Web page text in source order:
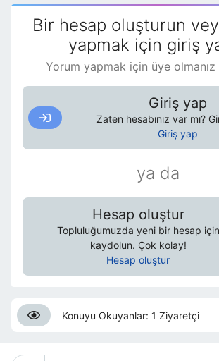
Bir hesap oluşturun
yapmak için giriş
Yorum yapmak için üye
Giriş yap
Zaten hesabınız var mı?
Giriş yap
ya da
Hesap oluştur
Topluluğumuzda yeni bir hesap için
kaydolun. Çok kolay!
Hesap oluştur
Konuyu Okuyanlar: 1 Ziyaretçi